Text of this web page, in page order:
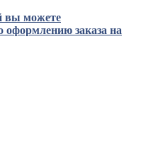
вы можете
оформлению заказа на